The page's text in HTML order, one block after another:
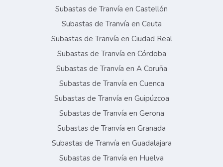
Subastas de Tranvía en Castellón
Subastas de Tranvía en Ceuta
Subastas de Tranvía en Ciudad Real
Subastas de Tranvía en Córdoba
Subastas de Tranvía en A Coruña
Subastas de Tranvía en Cuenca
Subastas de Tranvía en Guipúzcoa
Subastas de Tranvía en Gerona
Subastas de Tranvía en Granada
Subastas de Tranvía en Guadalajara
Subastas de Tranvía en Huelva